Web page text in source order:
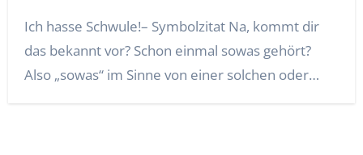
Ich hasse Schwule!– Symbolzitat Na, kommt dir
das bekannt vor? Schon einmal sowas gehört?
Also „sowas“ im Sinne von einer solchen oder…